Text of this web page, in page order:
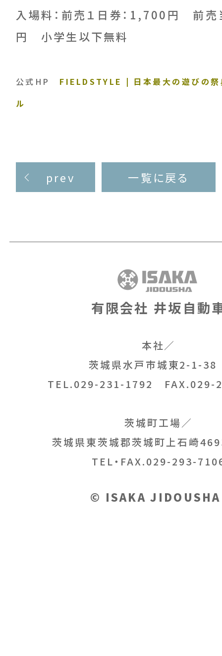
入場料：前売１日券：1,700円 前
円 小学生以下無料
公式HP FIELDSTYLE | 日本最大の遊びの祭
ル
prev 一覧に戻る
有限会社 井坂自動
本社／
茨城県水戸市城東2-1-
TEL.029-231-1792
FAX.029-
茨城町工場／
茨城県東茨城郡茨城町上石崎
TEL・FAX.029-293-
© ISAKA